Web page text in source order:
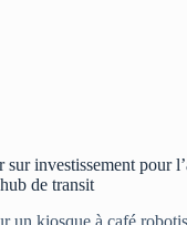
investissement pour
de transit
un kiosque à café